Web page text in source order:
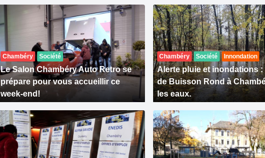
Chambéry Société
Le Salon Chambéry Auto Retro se
prépare pour vous accueillir ce
week-end!
Chambéry Société Innondation
Alerte pluie et inondations :
de Buisson Rond à
les eaux.